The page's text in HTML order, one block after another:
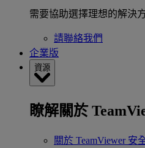
需要協助選擇理想的解決
請聯絡我們
企業版
資源
瞭解關於
關於 TeamViewer 安